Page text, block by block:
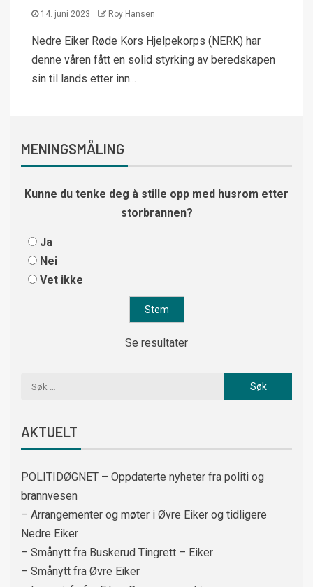
14. juni 2023 Roy Hansen
Nedre Eiker Røde Kors Hjelpekorps (NERK) har
denne våren fått en solid styrking av beredskapen
sin til lands etter inn...
MENINGSMÅLING
Kunne du tenke deg å stille opp med husrom etter
storbrannen?
Ja
Nei
Vet ikke
Se resultater
AKTUELT
POLITIDØGNET – Oppdaterte nyheter fra politi og
brannvesen
– Arrangementer og møter i Øvre Eiker og tidligere
Nedre Eiker
– Smånytt fra Buskerud Tingrett – Eiker
– Smånytt fra Øvre Eiker